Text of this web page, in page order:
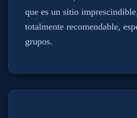
que es un sitio
totalmente recomendable,
grupos.